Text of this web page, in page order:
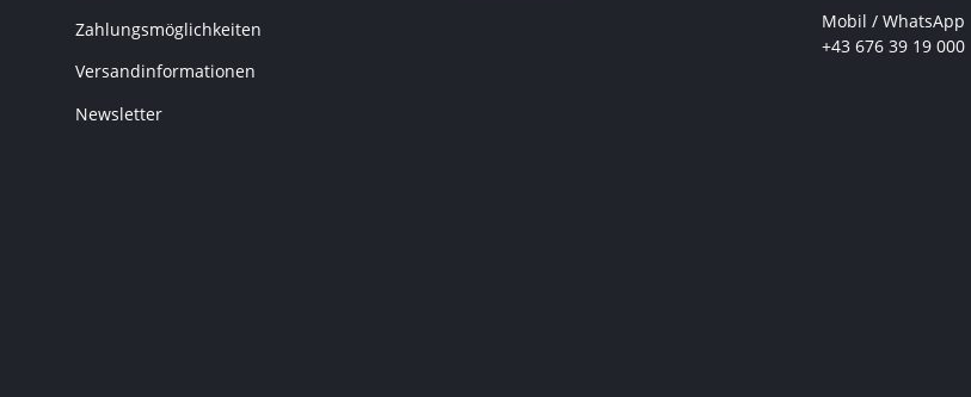
Zahlungsmöglichkeiten
Versandinformationen
Newsletter
Mobil / WhatsApp
+43 676 39 19 000